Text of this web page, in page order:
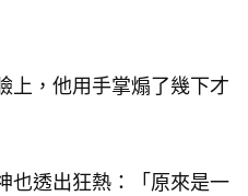
，他用手掌煽了幾下才
透出狂熱：「原來是一